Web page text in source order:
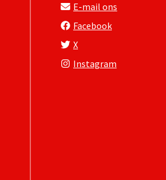
E-mail ons
Facebook
X
Instagram